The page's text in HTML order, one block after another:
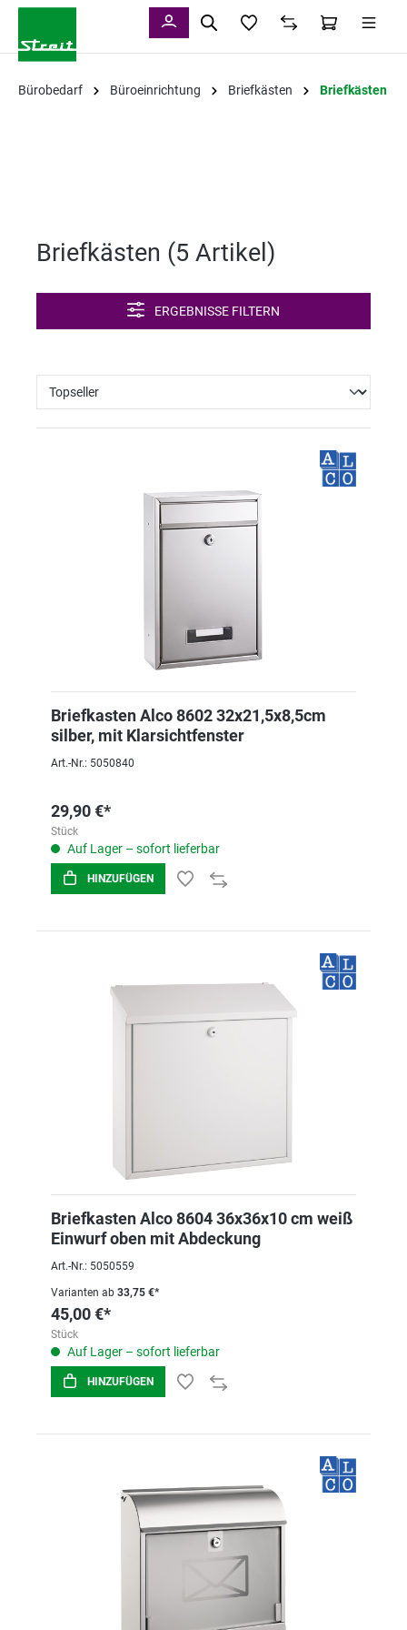
Bürobedarf Büroeinrichtung Briefkästen Briefkästen
Briefkästen (5 Artikel )
ERGEBNISSE FILTERN
Briefkasten Alco 8602 32x21,5x8,5cm
silber, mit Klarsichtfenster
Art.-Nr.: 5050840
29,90 €*
Stück
Auf Lager – sofort lieferbar
HINZUFÜGEN
Briefkasten Alco 8604 36x36x10 cm weiß
Einwurf oben mit Abdeckung
Art.-Nr.: 5050559
Varianten ab 33,75 €*
45,00 €*
Stück
Auf Lager – sofort lieferbar
HINZUFÜGEN